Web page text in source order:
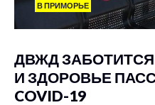
В ПРИМОРЬЕ
ДВЖД
И ЗДОРОВЬЕ
COVID-19